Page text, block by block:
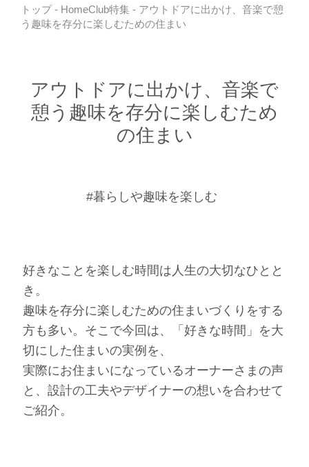
トップ- HomeClub特集- アウトドアに出かけ、音楽で憩
う趣味を存分に楽しむための住まい
アウトドアに出かけ、音楽で
憩う趣味を存分に楽しむため
の住まい
#暮らしや趣味を楽しむ
好きなことを楽しむ時間は人生の大切なひとと
き。
趣味を存分に楽しむための住まいづくりをする
方も多い。そこで今回は、「好きな時間」を大
切にした住まいの実例を、
実際にお住まいになっているオーナーさまの声
と、設計の工夫やデザイナーの想いを合わせて
ご紹介。